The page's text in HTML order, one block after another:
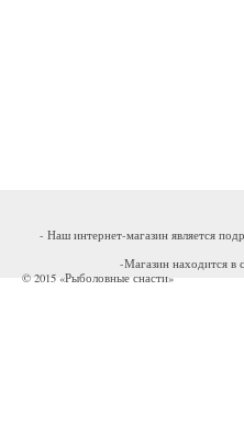
- Наш интернет-магазин является
-Магазин находится в
© 2015 «Рыболовные снасти»